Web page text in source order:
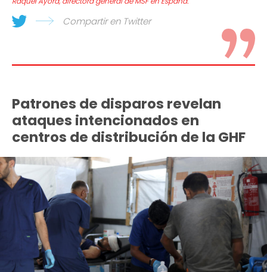
Compartir en Twitter
Patrones de disparos revelan
ataques intencionados en
centros de distribución de la GHF